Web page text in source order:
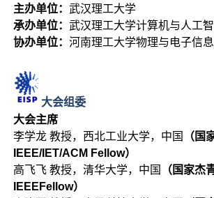
主办单位：武汉理工大学
承办单位：武汉理工大学计算机与人工
协办单位：河南理工大学物理与电子信
大会组委
大会主席
李学龙 教授，西北工业大学，中国
（国
IEEE/IET/ACM Fellow）
高飞飞 教授，清华大学，中国
（国家杰
IEEEFellow）